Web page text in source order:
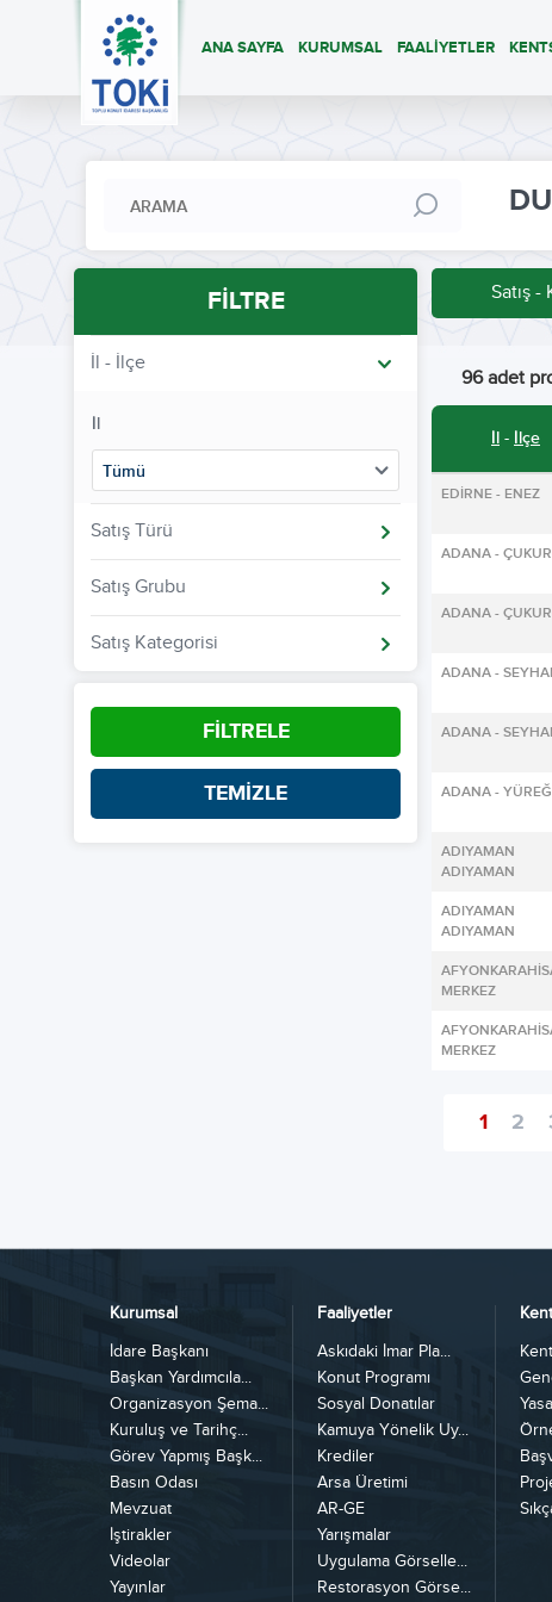
ANA SAYFA KURUMSAL FAALİYETLER
FİLTRE
İl - İlçe
İl
Tümü
Satış Türü
Satış Grubu
Satış Kategorisi
FİLTRELE
TEMİZLE
Satış -
96 adet
İl - İlçe
EDİRNE - ENEZ
ADANA -
ADANA -
ADANA -
ADANA -
ADANA -
ADIYAMAN
ADIYAMAN
MERKEZ
MERKEZ
1 2
Kurumsal
İdare Başkanı
Başkan Yardımcıla...
Organizasyon Şema...
Kuruluş ve Tarihç...
Görev Yapmış Başk...
Basın Odası
Mevzuat
İştirakler
Videolar
Yayınlar
Faaliyetler
Askıdaki İmar Pla...
Konut Programı
Sosyal Donatılar
Kamuya Yönelik Uy...
Krediler
Arsa Üretimi
AR-GE
Yarışmalar
Uygulama Görselle...
Restorasyon Görse...